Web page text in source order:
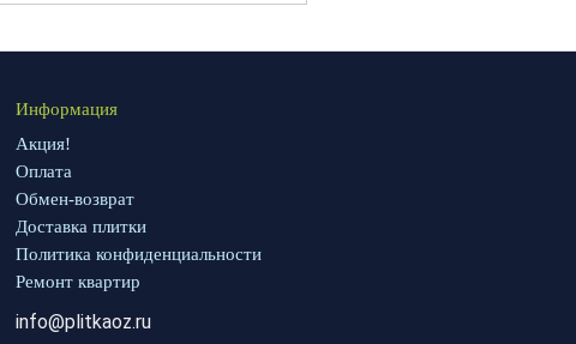
Информация
Акция!
Оплата
Обмен-возврат
Доставка плитки
Политика конфиденциальности
Ремонт квартир
info@plitkaoz.ru